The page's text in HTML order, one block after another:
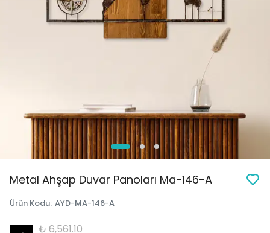
Metal Ahşap Duvar Panoları Ma-146-A
Ürün Kodu: AYD-MA-146-A
₺ 6,561.10